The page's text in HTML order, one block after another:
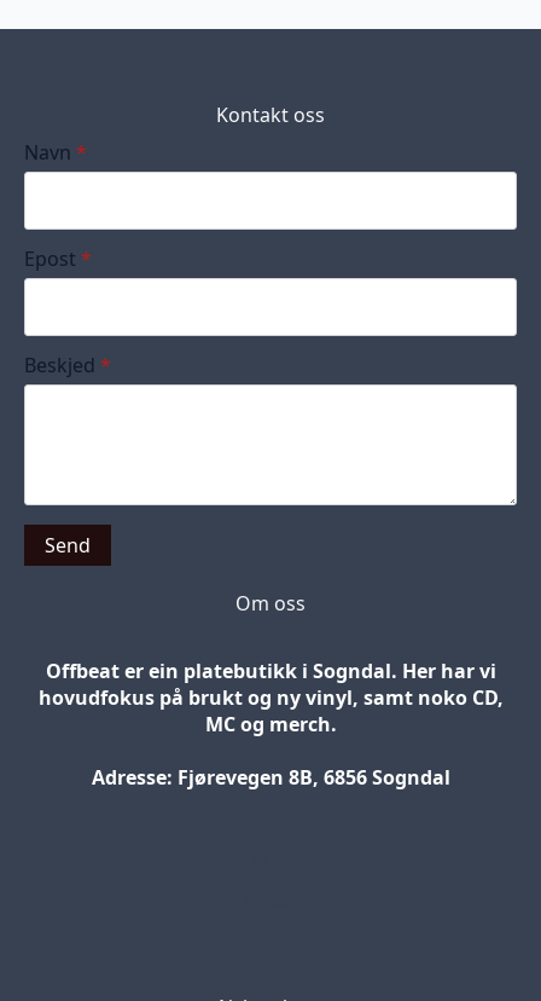
Kontakt oss
Navn *
Epost *
Beskjed *
Send
Om oss
Offbeat er ein platebutikk i Sogndal. Her har vi
hovudfokus på brukt og ny vinyl, samt noko CD,
MC og merch.
Adresse: Fjørevegen 8B, 6856 Sogndal